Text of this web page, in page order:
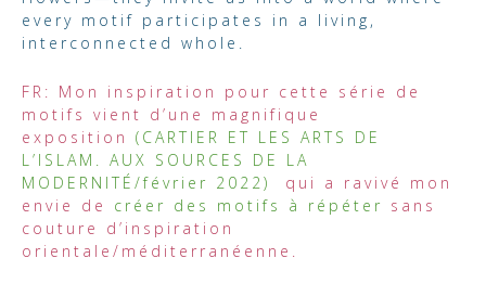
every motif participates in a living,
interconnected whole.
FR: Mon inspiration pour cette série de
motifs vient d’une magnifique
exposition (CARTIER ET LES ARTS DE
L’ISLAM. AUX SOURCES DE LA
MODERNITÉ/février 2022)
qui a ravivé mon
envie de
créer des motifs à répéter sans
couture d’inspiration
orientale/méditerranéenne.